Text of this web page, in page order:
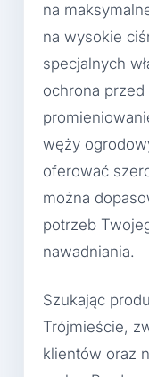
na
na wysokie
specjalnych
ochrona
węży
oferować
można
potrzeb
nawadniania.
Szukając
Trójmieście,
klientów oraz